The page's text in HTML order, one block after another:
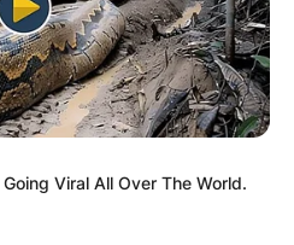
Viral All Over The World.